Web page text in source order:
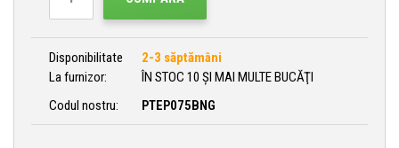
Disponibilitate
2-3 săptămâni
La furnizor:
ÎN STOC 10 ȘI MAI MULTE BUCĂŢI
Codul nostru:
PTEP075BNG